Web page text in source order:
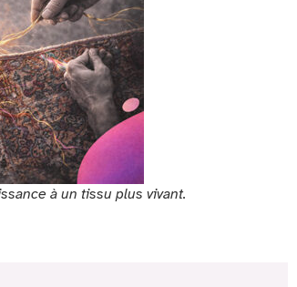
à un tissu plus vivant.